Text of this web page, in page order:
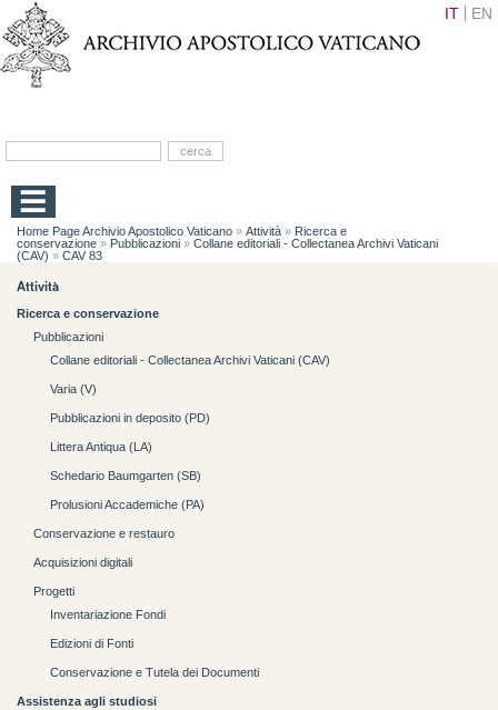
IT EN
Home Page Archivio Apostolico Vaticano » Attività » Ricerca e
conservazione » Pubblicazioni » Collane editoriali - Collectanea Archivi Vaticani
(CAV) » CAV 83
Attività
Ricerca e conservazione
Pubblicazioni
Collane editoriali - Collectanea Archivi Vaticani (CAV)
Varia (V)
Pubblicazioni in deposito (PD)
Littera Antiqua (LA)
Schedario Baumgarten (SB)
Prolusioni Accademiche (PA)
Conservazione e restauro
Acquisizioni digitali
Progetti
Inventariazione Fondi
Edizioni di Fonti
Conservazione e Tutela dei Documenti
Assistenza agli studiosi